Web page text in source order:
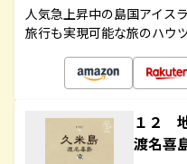
人気急上昇中の島国アイス
旅行も実現可能な旅のハウ
１２
渡名喜